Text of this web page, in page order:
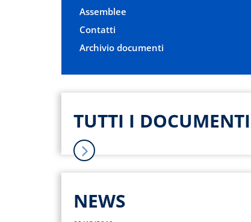
Assemblee
Contatti
Archivio documenti
TUTTI I DOCUMENTI
NEWS